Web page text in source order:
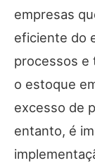
empresas
eficiente do
processos e
o estoque
excesso de
entanto, é